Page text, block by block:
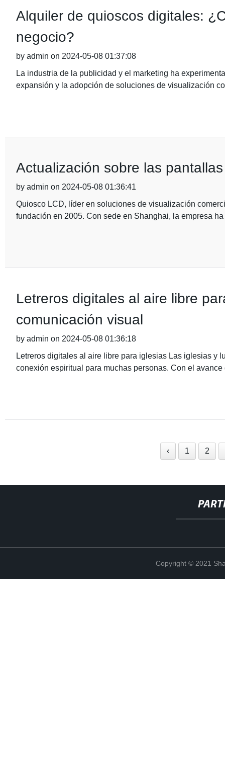
Alquiler de quioscos digitales:
negocio?
by admin on 2024-05-08 01:37:08
La industria de la publicidad y el marketing ha
expansión y la adopción de soluciones de visualización
Actualización sobre las
by admin on 2024-05-08 01:36:41
Quiosco LCD, líder en soluciones de visualización
fundación en 2005. Con sede en Shanghai, la empresa
Letreros digitales al aire libre
comunicación visual
by admin on 2024-05-08 01:36:18
Letreros digitales al aire libre para iglesias Las iglesias y
conexión espiritual para muchas personas. Con el avance
‹ 1 2
Copyright © 2021